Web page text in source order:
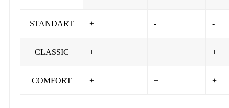
STANDART + - -
CLASSIC + + +
COMFORT + + +